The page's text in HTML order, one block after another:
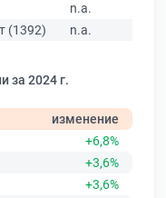
n.a.
(1392)
n.a.
за 2024 г.
изменение
+6,8%
+3,6%
+3,6%